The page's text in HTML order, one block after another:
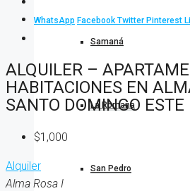
Samaná
La Romana
San Pedro
WhatsApp Facebook Twitter Pinterest
ALQUILER –
HABITACIONES EN
SANTO DOMINGO ESTE
$1,000
Alquiler
Alma Rosa I